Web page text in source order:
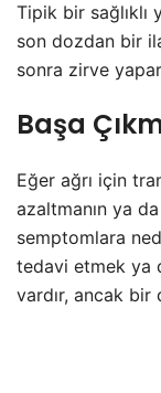
Tipik bir sağlıklı
son dozdan bir
sonra zirve
Başa
Eğer ağrı için
azaltmanın ya
semptomlara
tedavi etmek ya
vardır, ancak bir